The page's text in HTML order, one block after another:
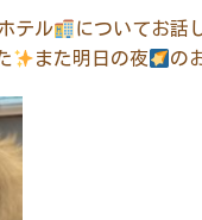
テル についてお話
また明日の夜 の